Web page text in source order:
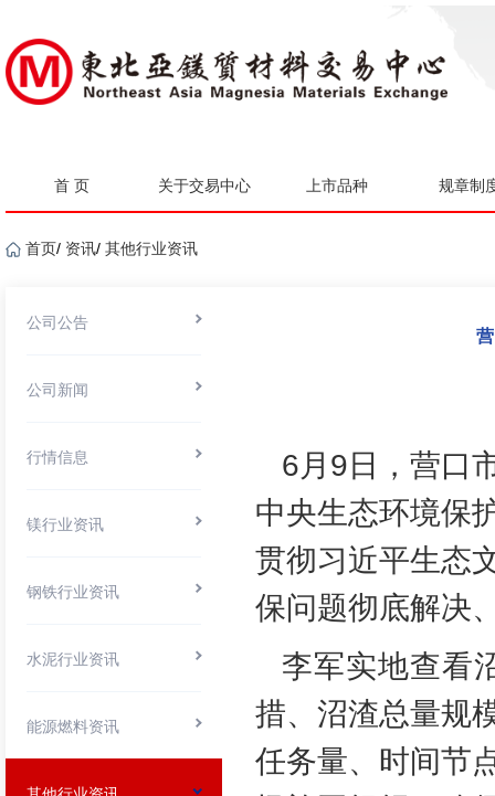
首 页 关于交易中心 上市品种 规章制
首页/ 资讯/ 其他行业资讯
公司公告
公司新闻
行情信息
镁行业资讯
钢铁行业资讯
水泥行业资讯
能源燃料资讯
6月9日，营口
中央生态环境保
贯彻习近平生态
保问题彻底解决
李军实地查看
措、沼渣总量规
任务量、时间节